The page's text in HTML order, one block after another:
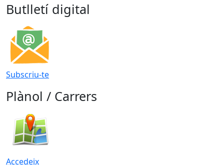
Butlletí digital
Subscriu-te
Plànol / Carrers
Accedeix